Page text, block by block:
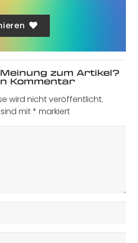
zum Artikel?
Kommentar
wird nicht veröffentlicht.
mit* markiert